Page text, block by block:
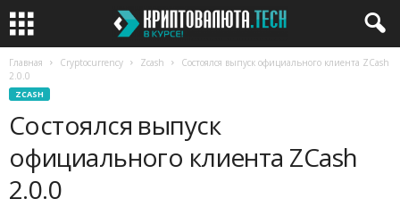
Главная Cryptocurrency Zcash
Состоялся выпуск официального клиента ZCash
2.0.0
ZCASH
Состоялся выпуск
официального клиента ZCash
2.0.0